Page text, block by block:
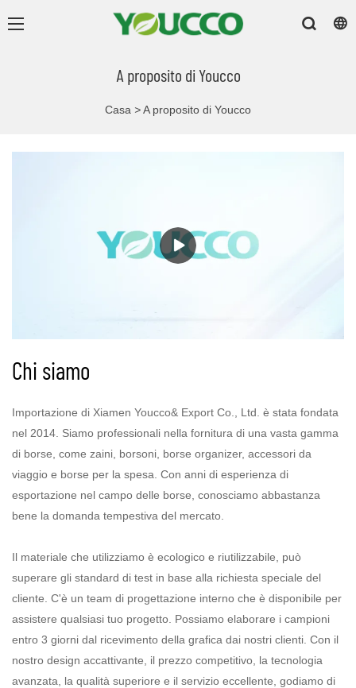
A proposito di Youcco
Casa >A proposito di Youcco
Chi siamo
Importazione di Xiamen Youcco& Export Co., Ltd. è stata fondata
nel 2014. Siamo professionali nella fornitura di una vasta gamma
di borse, come zaini, borsoni, borse organizer, accessori da
viaggio e borse per la spesa. Con anni di esperienza di
esportazione nel campo delle borse, conosciamo abbastanza
bene la domanda tempestiva del mercato.
Il materiale che utilizziamo è ecologico e riutilizzabile, può
superare gli standard di test in base alla richiesta speciale del
cliente. C'è un team di progettazione interno che è disponibile per
assistere qualsiasi tuo progetto. Possiamo elaborare i campioni
entro 3 giorni dal ricevimento della grafica dai nostri clienti. Con il
nostro design accattivante, il prezzo competitivo, la tecnologia
avanzata, la qualità superiore e il servizio eccellente, godiamo di